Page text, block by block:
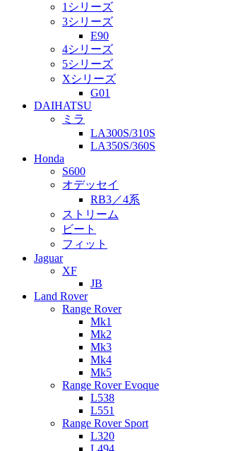
1シリーズ
3シリーズ
E90
4シリーズ
5シリーズ
Xシリーズ
G01
DAIHATSU
ミラ
LA300S/310S
LA350S/360S
Honda
S600
オデッセイ
RB3／4系
ストリーム
ビート
フィット
Jaguar
XF
JB
Land Rover
Range Rover
Mk1
Mk2
Mk3
Mk4
Mk5
Range Rover Evoque
L538
L551
Range Rover Sport
L320
L494